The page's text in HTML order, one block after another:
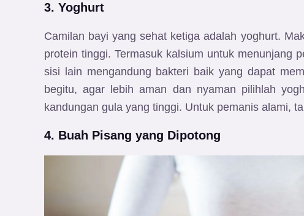
3. Yoghurt
Camilan bayi yang sehat ketiga adalah yoghurt.
protein tinggi. Termasuk kalsium untuk menunjang
sisi lain mengandung bakteri baik yang dapat
begitu, agar lebih aman dan nyaman pilihlah
kandungan gula yang tinggi. Untuk pemanis alami,
4. Buah Pisang yang Dipotong